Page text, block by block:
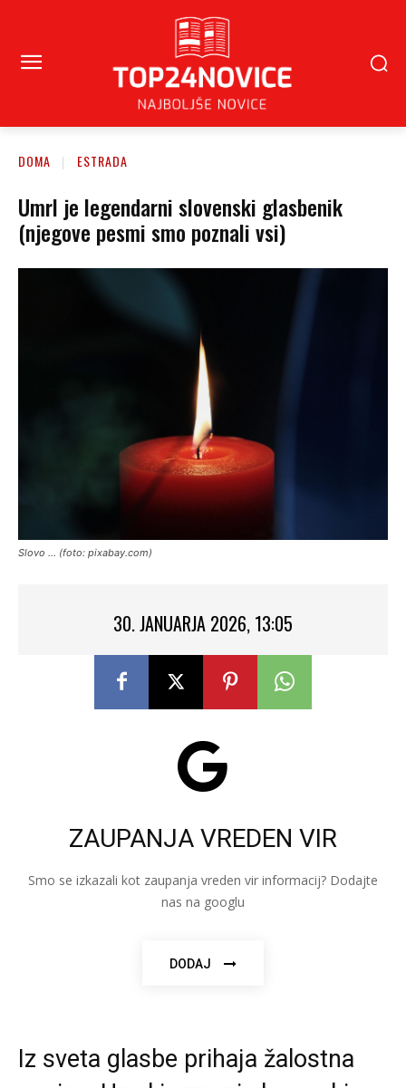
DOMA ESTRADA
Umrl je legendarni slovenski glasbenik
(njegove pesmi smo poznali vsi)
Slovo ... (foto: pixabay.com)
30. JANUARJA 2026, 13:05
ZAUPANJA VREDEN VIR
Smo se izkazali kot zaupanja vreden vir informacij? Dodajte
nas na googlu
DODAJ
Iz sveta glasbe prihaja žalostna